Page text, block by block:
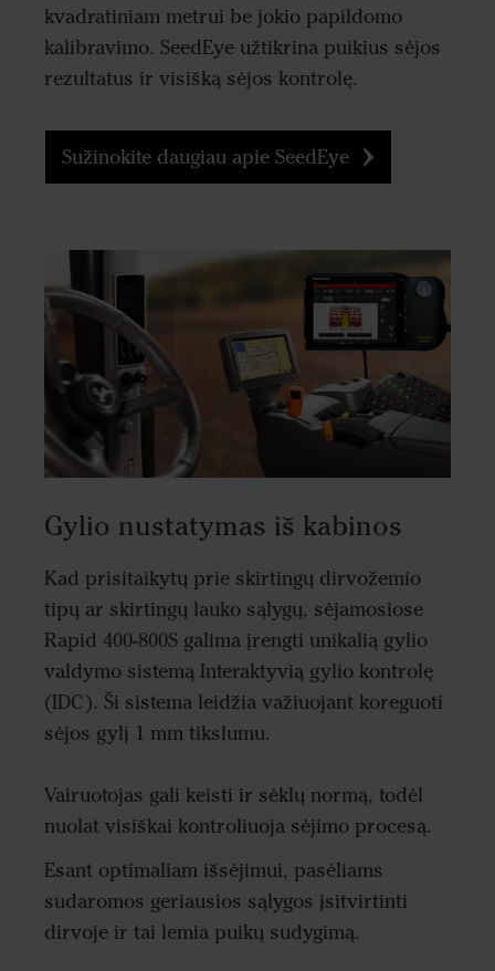
kvadratiniam metrui be jokio papildomo
kalibravimo. SeedEye užtikrina puikius sėjos
rezultatus ir visišką sėjos kontrolę.
Sužinokite daugiau apie SeedEye
Gylio nustatymas iš kabinos
Kad prisitaikytų prie skirtingų dirvožemio
tipų ar skirtingų lauko sąlygų, sėjamosiose
Rapid 400-800S galima įrengti unikalią gylio
valdymo sistemą Interaktyvią gylio kontrolę
(IDC). Ši sistema leidžia važiuojant koreguoti
sėjos gylį 1 mm tikslumu.
Vairuotojas gali keisti ir sėklų normą, todėl
nuolat visiškai kontroliuoja sėjimo procesą.
Esant optimaliam išsėjimui, pasėliams
sudaromos geriausios sąlygos įsitvirtinti
dirvoje ir tai lemia puikų sudygimą.